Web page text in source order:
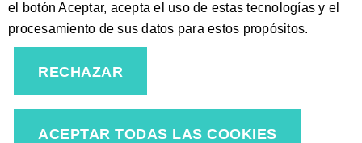
el botón Aceptar, acepta el uso de estas tecnologías y el
procesamiento de sus datos para estos propósitos.
RECHAZAR
ACEPTAR TODAS LAS COOKIES